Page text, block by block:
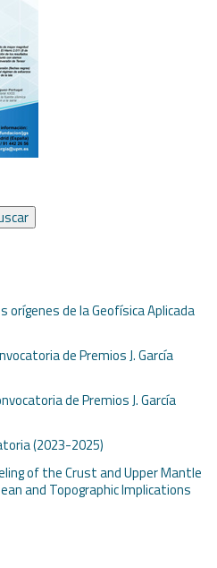
orígenes de la Geofísica Aplicada
de Premios J. García
de Premios J. García
(2023-2025)
of the Crust and Upper Mantle
and Topographic Implications